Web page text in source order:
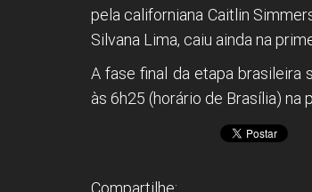
pela californiana Caitlin
Silvana Lima, caiu ainda na
A fase final da etapa brasileira
às 6h25 (horário de Brasília) na
Compartilhe: